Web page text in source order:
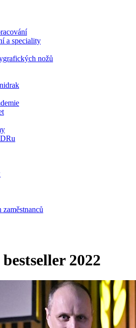
a speciality
nožů
zaměstnanců
2022